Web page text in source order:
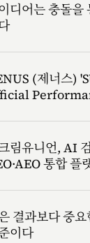
디어는 충돌을
(제너스)
림유니언, AI
통합 플
결과보다 중
이다